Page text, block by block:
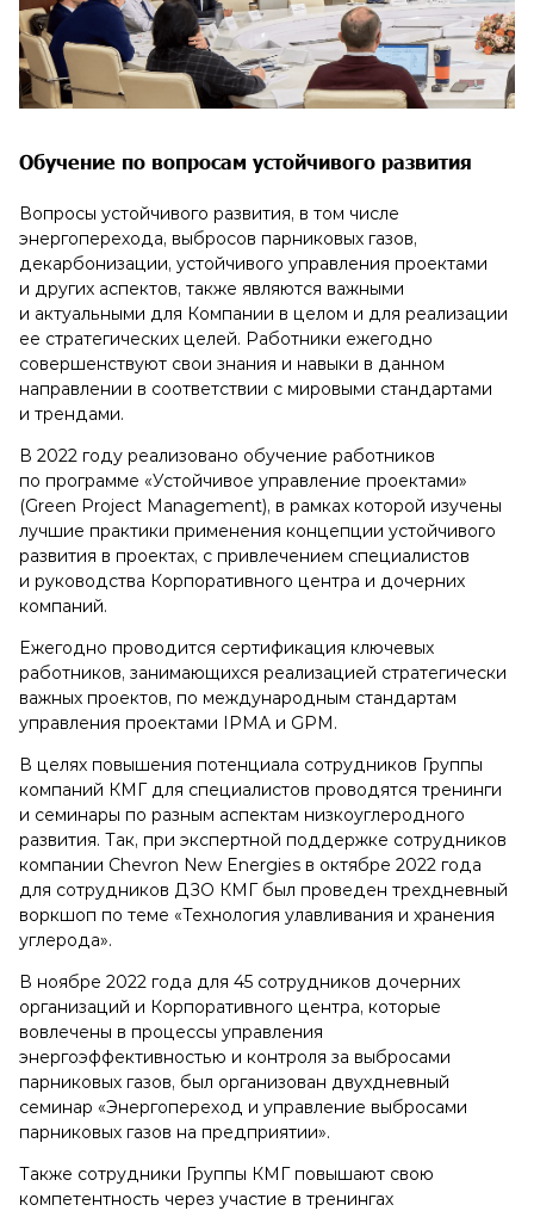
Обучение по вопросам устойчивого развития
Вопросы устойчивого развития, в том числе
энергоперехода, выбросов парниковых газов,
декарбонизации, устойчивого управления проектами
и других аспектов, также являются важными
и актуальными для Компании в целом и для реализации
ее стратегических целей. Работники ежегодно
совершенствуют свои знания и навыки в данном
направлении в соответствии с мировыми стандартами
и трендами.
В 2022 году реализовано обучение работников
по программе «Устойчивое управление проектами»
(Green Project Management), в рамках которой изучены
лучшие практики применения концепции устойчивого
развития в проектах, с привлечением специалистов
и руководства Корпоративного центра и дочерних
компаний.
Ежегодно проводится сертификация ключевых
работников, занимающихся реализацией стратегически
важных проектов, по международным стандартам
управления проектами IPMA и GPM.
В целях повышения потенциала сотрудников Группы
компаний КМГ для специалистов проводятся тренинги
и семинары по разным аспектам низкоуглеродного
развития. Так, при экспертной поддержке сотрудников
компании Chevron New Energies в октябре 2022 года
для сотрудников ДЗО КМГ был проведен трехдневный
воркшоп по теме «Технология улавливания и хранения
углерода».
В ноябре 2022 года для 45 сотрудников дочерних
организаций и Корпоративного центра, которые
вовлечены в процессы управления
энергоэффективностью и контроля за выбросами
парниковых газов, был организован двухдневный
семинар «Энергопереход и управление выбросами
парниковых газов на предприятии».
Также сотрудники Группы КМГ повышают свою
компетентность через участие в тренингах